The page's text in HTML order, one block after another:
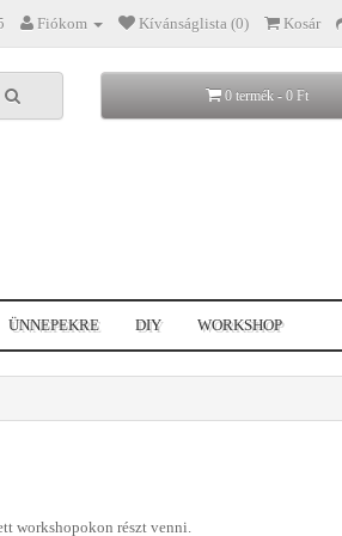
Fiókom Kívánságlista (0) Kosár
0 termék - 0 Ft
ÜNNEPEKRE DIY WORKSHOP
workshopokon részt venni.